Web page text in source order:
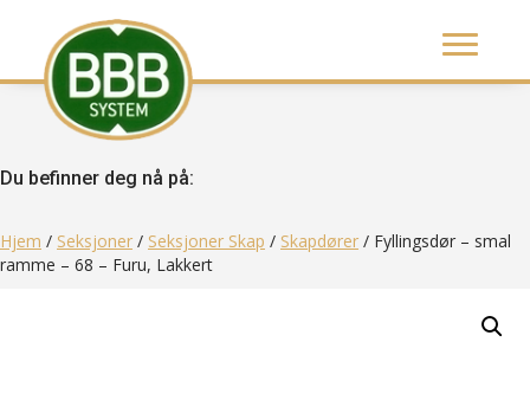
Du befinner deg nå på:
Hjem / Seksjoner / Seksjoner Skap / Skapdører / Fyllingsdør – smal
ramme – 68 – Furu, Lakkert